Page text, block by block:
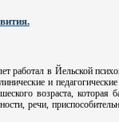
работал в Йельской
и
возраста, которая
речи,